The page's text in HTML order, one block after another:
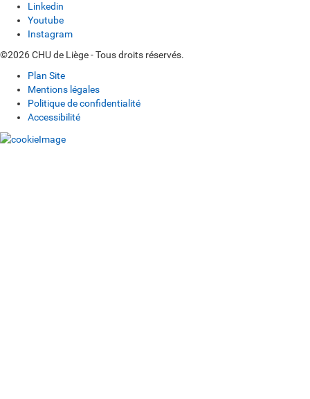
Linkedin
Youtube
Instagram
©2026 CHU de Liège - Tous droits réservés.
Plan Site
Mentions légales
Politique de confidentialité
Accessibilité